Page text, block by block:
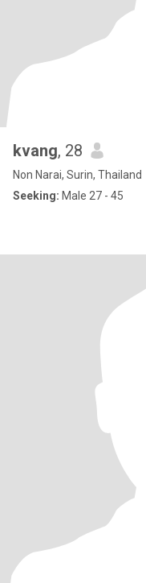
kvang, 28
Non Narai, Surin, Thailand
Seeking: Male 27 - 45